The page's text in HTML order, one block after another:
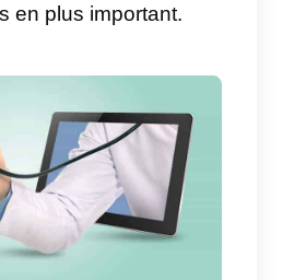
clients en présence (où
de transmission
est plus élevé), par
on peut citer les
médicales